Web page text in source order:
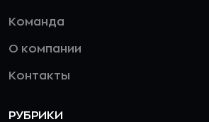
Команда
О компании
Контакты
РУБРИКИ